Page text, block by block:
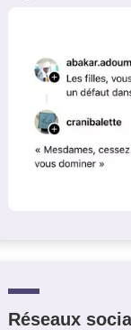
Réseaux